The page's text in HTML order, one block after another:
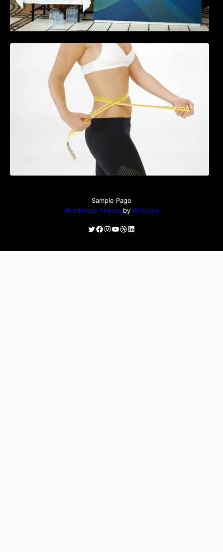
Tratamentul Wegovy® generează o scădere
în greutate de până la 22,6% la femei în
perioada menopauzei și reduce la jumătate
riscul de migrene
Sample Page
WordPress Theme by WPEnjoy
Twitter
Facebook
Instagram
YouTube
Dribbble
LinkedIn